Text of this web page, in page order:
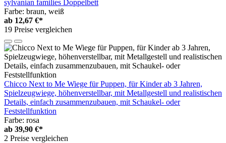
sylvanian families Doppelbett
Farbe: braun, weiß
ab 12,67 €*
19 Preise vergleichen
Chicco Next to Me Wiege für Puppen, für Kinder ab 3 Jahren,
Spielzeugwiege, höhenverstellbar, mit Metallgestell und realistischen
Details, einfach zusammenzubauen, mit Schaukel- oder
Feststellfunktion
Farbe: rosa
ab 39,90 €*
2 Preise vergleichen